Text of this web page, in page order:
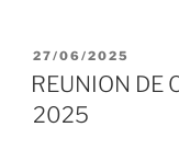
PUBLIÉ
LE
27/06/2025
REUNION DE
2025